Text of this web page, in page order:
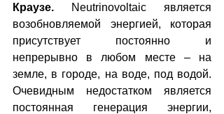
Краузе.
Neutrinovoltaic является
возобновляемой энергией, которая
присутствует постоянно и
непрерывно в любом месте – на
земле, в городе, на воде, под водой.
Очевидным недостатком является
постоянная генерация энергии,